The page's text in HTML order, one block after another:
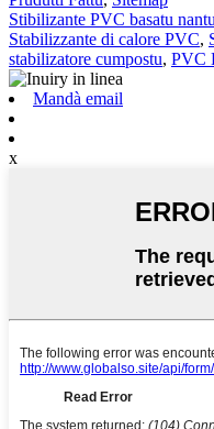
Stibilizante PVC basatu
Stabilizzante di calore PVC,
stabilizatore cumpostu, PVC
Mandà email
x